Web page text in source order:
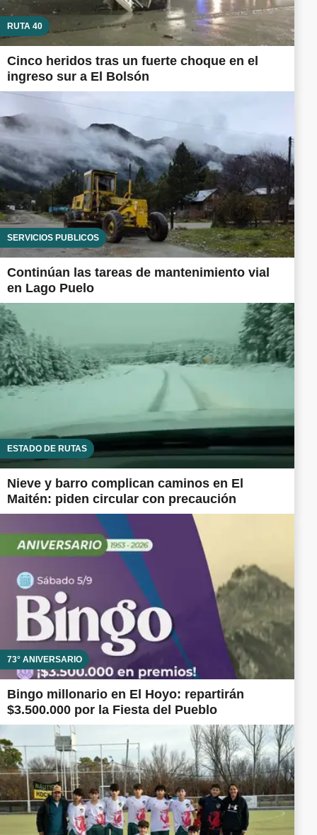
RUTA 40
Cinco heridos tras un fuerte choque en el
ingreso sur a El Bolsón
SERVICIOS PÚBLICOS
Continúan las tareas de mantenimiento vial
en Lago Puelo
ESTADO DE RUTAS
Nieve y barro complican caminos en El
Maitén: piden circular con precaución
73° ANIVERSARIO
Bingo millonario en El Hoyo: repartirán
$3.500.000 por la Fiesta del Pueblo